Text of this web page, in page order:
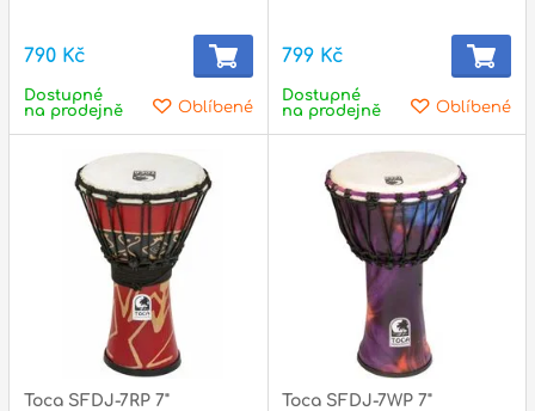
790 Kč
Oblíbené
Dostupné
na prodejně
799 Kč
Oblíbené
Dostupné
na prodejně
Toca SFDJ-7RP 7"
Toca SFDJ-7WP 7"